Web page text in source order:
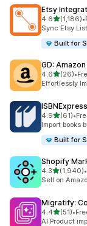
Etsy
4.6เต็ม 5 ดาว
(1,186)
ทั้งหมด 1186 รี•
Sync Etsy
Built for
GD:
4.6เต็ม 5 ดาว
(26)
ทั้งหมด 26 รีวิว
•
Effortlessly
4.9เต็ม 5 ดาว
(61)
ทั้งหมด 61 รีวิว
•
Import books
Built for
Shopify
4.3เต็ม 5 ดาว
(1,940)
ทั้งหมด 1940 รี•
Sell on
Migratify:
4.4เต็ม 5 ดาว
(51)
ทั้งหมด 51 รีวิว
•
AI Product